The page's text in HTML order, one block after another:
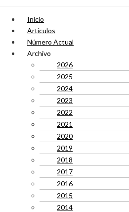
Inicio
Artículos
Número Actual
Archivo
2026
2025
2024
2023
2022
2021
2020
2019
2018
2017
2016
2015
2014